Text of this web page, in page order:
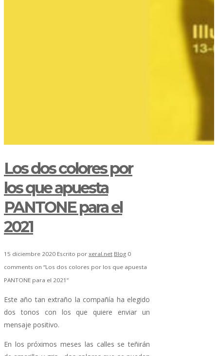
Los dos colores por
los que apuesta
PANTONE para el
2021
15 diciembre 2020 Escrito por xeral.net Blog 0
comments on “Los dos colores por los que apuesta
PANTONE para el 2021”
Este año tan extraño la compañía ha elegido
dos tonos con los que quiere enviar un
mensaje positivo.
En los próximos meses las calles se teñirán